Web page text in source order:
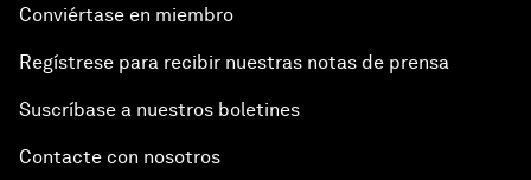
Conviértase en miembro
Regístrese para recibir nuestras notas de prensa
Suscríbase a nuestros boletines
Contacte con nosotros